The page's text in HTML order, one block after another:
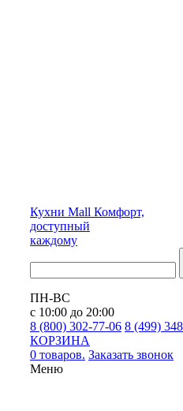
Кухни Mall Комфорт,
доступный
каждому
ПН-ВС
с 10:00 до 20:00
8 (800) 302-77-06 8 (499)
КОРЗИНА
0 товаров. Заказать звонок
Меню